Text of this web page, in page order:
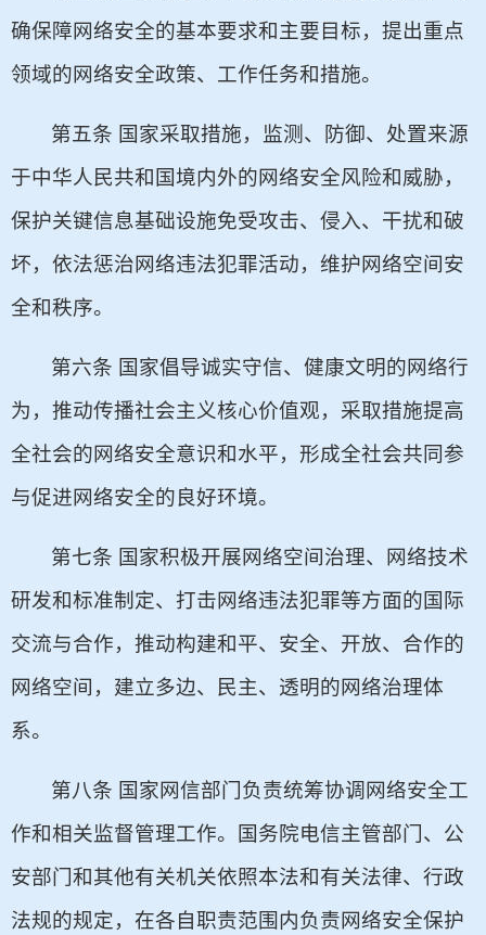
确保障网络安全的基本要求和主要目标，提出重点
领域的网络安全政策、工作任务和措施。
第五条 国家采取措施，监测、防御、处置来源
于中华人民共和国境内外的网络安全风险和威胁，
保护关键信息基础设施免受攻击、侵入、干扰和破
坏，依法惩治网络违法犯罪活动，维护网络空间安
全和秩序。
第六条 国家倡导诚实守信、健康文明的网络行
为，推动传播社会主义核心价值观，采取措施提高
全社会的网络安全意识和水平，形成全社会共同参
与促进网络安全的良好环境。
第七条 国家积极开展网络空间治理、网络技术
研发和标准制定、打击网络违法犯罪等方面的国际
交流与合作，推动构建和平、安全、开放、合作的
网络空间，建立多边、民主、透明的网络治理体
系。
第八条 国家网信部门负责统筹协调网络安全工
作和相关监督管理工作。国务院电信主管部门、公
安部门和其他有关机关依照本法和有关法律、行政
法规的规定，在各自职责范围内负责网络安全保护